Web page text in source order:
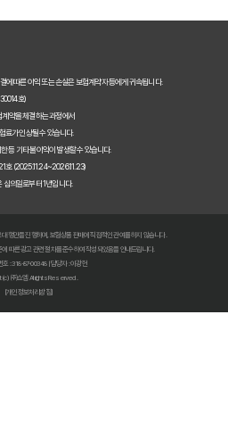
고르면 후회? 진짜 중요한 차이점은?
와 B사 어디가 더 유리할까?
! 놓치면 후회할 3가지 체크리스트
동물에게 꼭 맞는 선택 기준은?
법: 보장 범위별 주요 서비스 비교 분석
사이트 100% 활용 노하우 대공개
에 따른 이익 또는 손실은 보험계약자 등에게 귀속됩니다.
호)
약을 체결하는 과정에서
료가 인상될 수 있습니다.
등 기타 불이익이 발생할 수 있습니다.
호 (2025.11.24~2026.11.23)
심의일로부터 1년입니다.
행만을 진행하며, 보험상품 판매에 직접적인 관여를 하지 않습니다.
따른 광고 관련 절차를 준수하여 작성되었음을 안내드립니다.
호 : 318-87-00348 | 담당자 : 이광헌
(c) ㈜쇼엠 All rights Reserved.
[개인정보처리방침]